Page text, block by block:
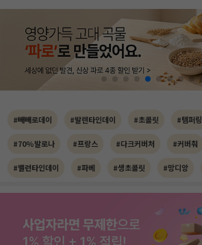
#빼빼로데이 #발렌타인데이 #초콜릿 #템퍼링
#70%발로나 #프랑스 #다크커버처 #커버춰
#밸런타인데이 #파베 #생초콜릿 #망디앙